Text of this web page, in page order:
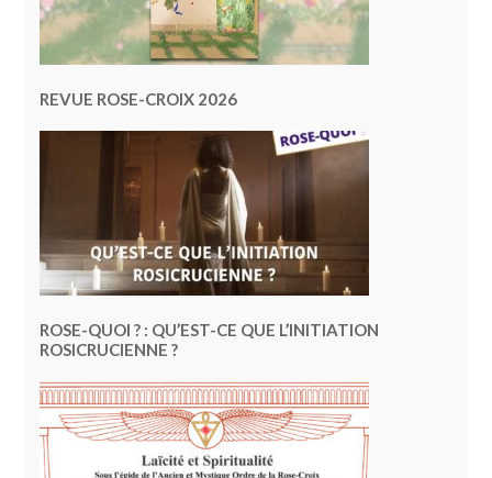
REVUE ROSE-CROIX 2026
ROSE-QUOI ? : QU’EST-CE QUE L’INITIATION
ROSICRUCIENNE ?